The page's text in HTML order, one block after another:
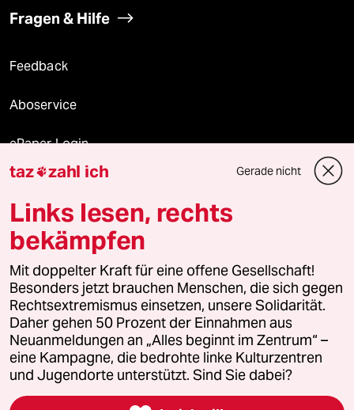
Fragen & Hilfe
Feedback
Aboservice
ePaper Login
Downloads für Abonnierende
© 2026 taz Verlags und Vertriebs GmbH
Alle Rechte vorbehalten. Bei rechtlichen Fragen oder für Genehmigungen
wenden Sie sich bitte an
lizenzen@taz.de
Feedback Redaktionsstatut Kommune-Richtlinien
Leitlinie Informant Datenschutz Impressum AGB
taz zahl ich Gerade nicht
Links lesen, rechts
bekämpfen
Mit doppelter Kraft für eine offene Gesellschaft!
Besonders jetzt brauchen Menschen, die sich gegen
Rechtsextremismus einsetzen, unsere Solidarität.
Daher gehen 50 Prozent der Einnahmen aus
Neuanmeldungen an „Alles beginnt im Zentrum“ –
eine Kampagne, die bedrohte linke Kulturzentren
und Jugendorte unterstützt. Sind Sie dabei?